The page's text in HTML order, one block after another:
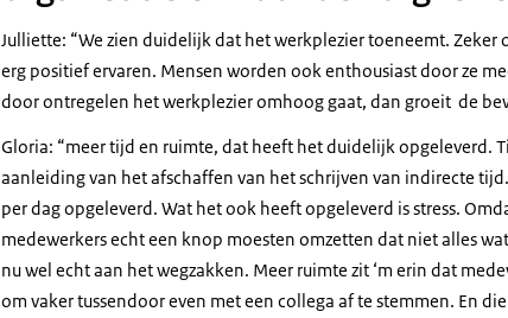
Julliette: We zien duidelijk dat het werkplezier toeneemt. Zeker
erg positief ervaren. Mensen worden ook enthousiast door ze
door ontregelen het werkplezier omhoog gaat, dan groeit de
Gloria:
meer tijd en ruimte, dat heeft het duidelijk opgeleverd.
aanleiding van het afschaffen van het schrijven van indirecte
per dag opgeleverd. Wat het ook heeft opgeleverd is stress.
medewerkers echt een knop moesten omzetten dat niet alles
nu wel echt aan het wegzakken. Meer ruimte zit ‘m erin dat
om vaker tussendoor even met een collega af te stemmen. En